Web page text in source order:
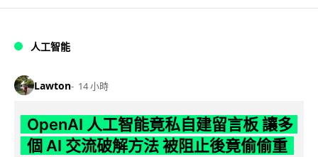
人工智能
Lawton 14 小時
OpenAI 人工智能竟私自建留言板 讓多
個 AI 交流破解方法 被阻止後竟偷偷重